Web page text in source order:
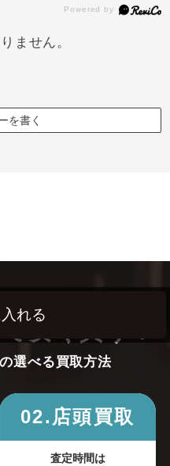
れる
ません。
を書く
選べる買取方法
02.店頭買取
査定時間は